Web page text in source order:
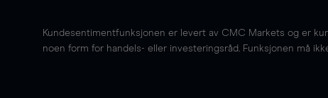
Kundesentimentfunksjonen er levert av CMC Markets og er
noen form for handels- eller investeringsråd. Funksjonen må